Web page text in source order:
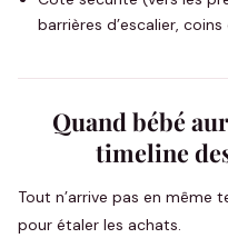
barrières d’escalier,
Quand bébé
timeline
Tout n’arrive pas en même
pour étaler les achats.